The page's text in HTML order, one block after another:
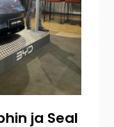
ja Seal